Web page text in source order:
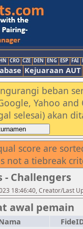
CRO CZE DEN ENG ESP FAI
Kejuaraan AUT
beban
Yahoo
selesai) akan
score are
not a tiebreak
- Challengers
18:46:40, Creator/Last
awal pemain